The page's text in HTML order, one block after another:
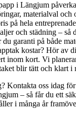
i Längjum
materialval och
på hela
och städning – så
garanti på både
kostar? Hör av
inom kort. Vi
blir tätt och klart i
Kontakta oss idag
– så får du ett
i många år